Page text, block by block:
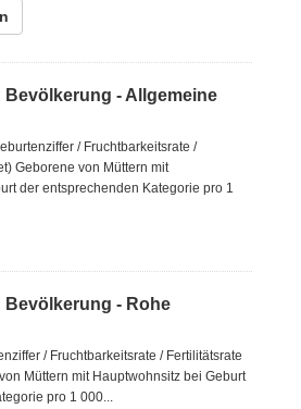
Bevölkerung - Allgemeine
/ Fruchtbarkeitsrate /
Geborene von Müttern mit
der entsprechenden Kategorie pro 1
Bevölkerung - Rohe
/ Fruchtbarkeitsrate / Fertilitätsrate
Müttern mit Hauptwohnsitz bei Geburt
pro 1 000...